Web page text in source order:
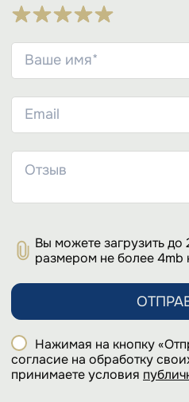
Вы можете загрузить
размером не более 4mb
Нажимая на кнопку
согласие на обработку
принимаете условия